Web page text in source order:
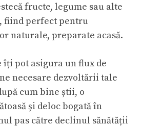
fructe, legume sau alte
fiind perfect pentru
naturale, preparate acasă.
pot asigura un flux de
necesare dezvoltării tale
cum bine știi, o
și deloc bogată în
pas către declinul sănătății